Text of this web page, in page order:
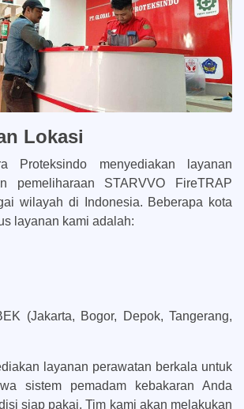
Lokasi
Proteksindo menyediakan layanan
pemeliharaan STARVVO FireTRAP
wilayah di Indonesia. Beberapa kota
layanan kami adalah:
(Jakarta, Bogor, Depok, Tangerang,
layanan perawatan berkala untuk
sistem pemadam kebakaran Anda
siap pakai. Tim kami akan melakukan